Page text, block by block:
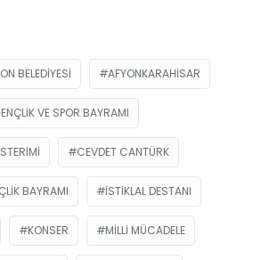
BELEDIYESI AFYONKARAHISAR
VE SPOR BAYRAMI
CEVDET CANTÜRK
BAYRAMI İSTIKLAL DESTANI
KONSER MILLI MÜCADELE